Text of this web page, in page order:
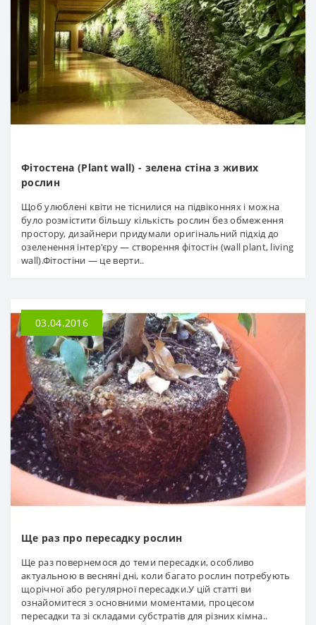
Фітостена (Plant wall) - зелена стіна з живих
рослин
Щоб улюблені квіти не тіснилися на підвіконнях і можна
було розмістити більшу кількість рослин без обмеження
простору, дизайнери придумали оригінальний підхід до
озеленення інтер'єру — створення фітостін (wall plant, living
wall).Фітостіни — це верти..
03.04.2016
Ще раз про пересадку рослин
Ще раз повернемося до теми пересадки, особливо
актуальною в весняні дні, коли багато рослин потребують
щорічної або регулярної пересадки.У цій статті ви
ознайомитеся з основними моментами, процесом
пересадки та зі складами субстратів для різних кімна..